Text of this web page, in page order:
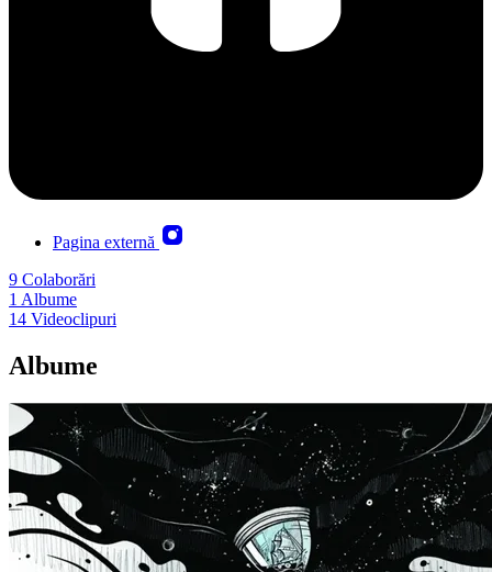
Pagina externă
9 Colaborări
1 Albume
14 Videoclipuri
Albume